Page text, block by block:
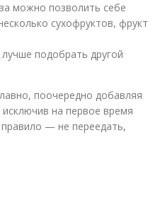
можно позволить себе
сухофруктов, фрукт
подобрать другой
поочередно добавляя
на первое время
— не переедать,